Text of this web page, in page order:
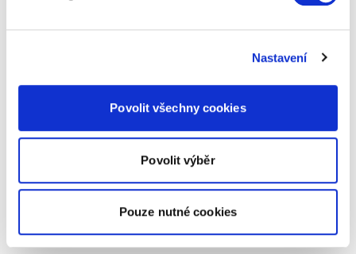
Nastavení
Povolit všechny cookies
Povolit výběr
Pouze nutné cookies